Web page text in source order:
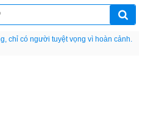
đi vạn dặm đường cũng chỉ là anh đưa